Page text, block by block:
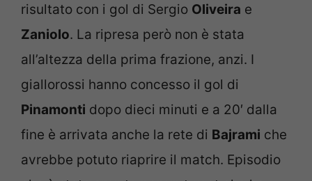
risultato con i gol di Sergio Oliveira e
Zaniolo. La ripresa però non è stata
all’altezza della prima frazione, anzi. I
giallorossi hanno concesso il gol di
Pinamonti dopo dieci minuti e a 20′ dalla
fine è arrivata anche la rete di Bajrami che
avrebbe potuto riaprire il match. Episodio